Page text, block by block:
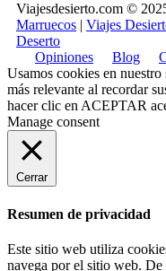
Viajesdesierto.com ©
Marruecos | Viajes
Deserto
Opiniones
Blog
Usamos cookies en
más relevante al recordar
hacer clic en ACEPTAR
Manage consent
Cerrar
Resumen de privacidad
Este sitio web utiliza
navega por el sitio web. De